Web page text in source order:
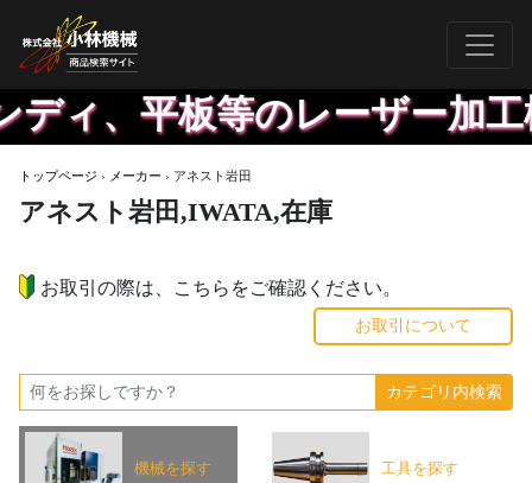
板等のレーザー加工機
トップページ › メーカー › アネスト岩田
アネスト岩田,IWATA,在庫
お取引の際は、こちらをご確認ください。
お取引について
機械を探す 工具を探す